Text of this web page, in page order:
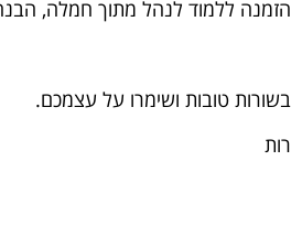
הזמנה ללמוד לנהל מתוך חמלה, הבנה
בשורות טובות ושימרו על עצמכם.
רות